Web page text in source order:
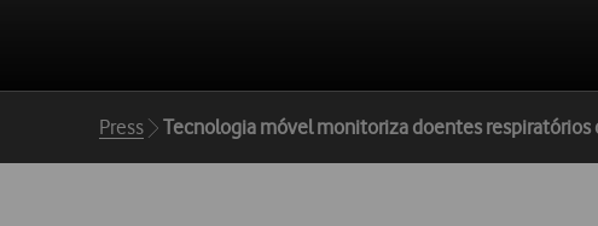
Breadcrumbs
Press Tecnologia móvel monitoriza doentes respiratórios